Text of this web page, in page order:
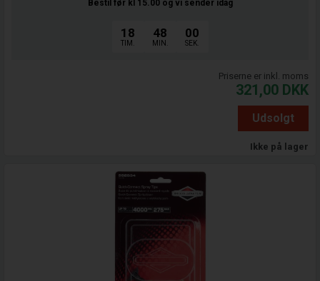
Bestil før kl 15.00 og vi sender idag
18
TIM.
48
MIN.
00
SEK.
Priserne er inkl. moms
321,00 DKK
Udsolgt
Ikke på lager